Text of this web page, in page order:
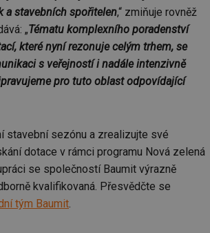
a stavebních spořitelen,“ zmiňuje rovněž
„Tématu komplexního poradenství
které nyní rezonuje celým trhem, se
s veřejností i nadále intenzivně
pro tuto oblast odpovídající
stavební sezónu a zrealizujte své
dotace v rámci programu Nová zelená
se společností Baumit výrazně
kvalifikovaná. Přesvědčte se
tým Baumit.